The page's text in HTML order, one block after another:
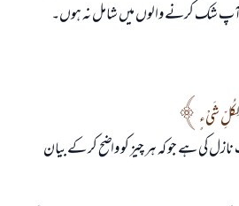
شک کرنے والوں میں شامل نہ ہوں۔
لِكُلِّ شَيْءٍ
کی ہے جو کہ ہر چیز کو واضح کر کے بیان